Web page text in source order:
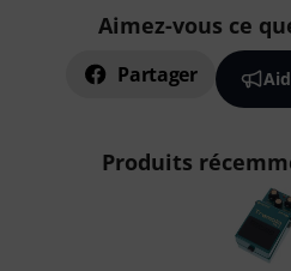
Aimez-vous ce
Partager
Produits